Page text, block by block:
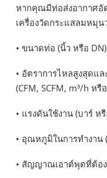
หากคุณมีท่อส่งอากาศอั
เครื่องวัดกระแสลมหมุ
• ขนาดท่อ (นิ้ว หรือ DN)
• อัตราการไหลสูงสุดแ
(CFM, SCFM, m³/h หรื
• แรงดันใช้งาน (บาร์ ห
• อุณหภูมิในการทำงาน
• สัญญาณเอาต์พุตที่ต้อง